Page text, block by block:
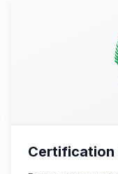
Certification